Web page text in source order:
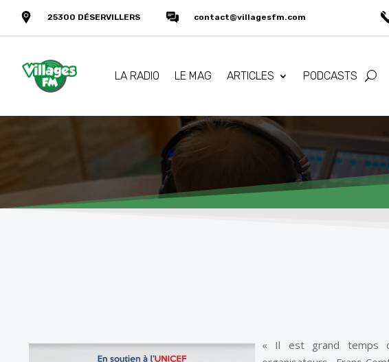
25300 DÉSERVILLERS contact@villagesfm.com
LA RADIO LE MAG ARTICLES PODCASTS
« Il est grand temps